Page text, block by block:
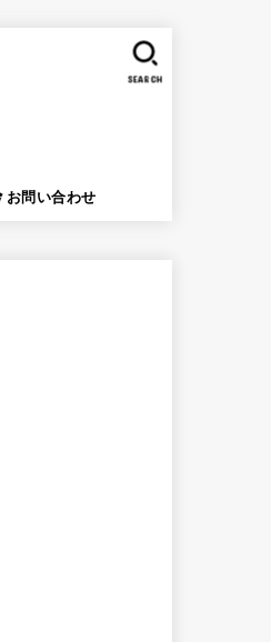
お問い合わせ
SEARCH